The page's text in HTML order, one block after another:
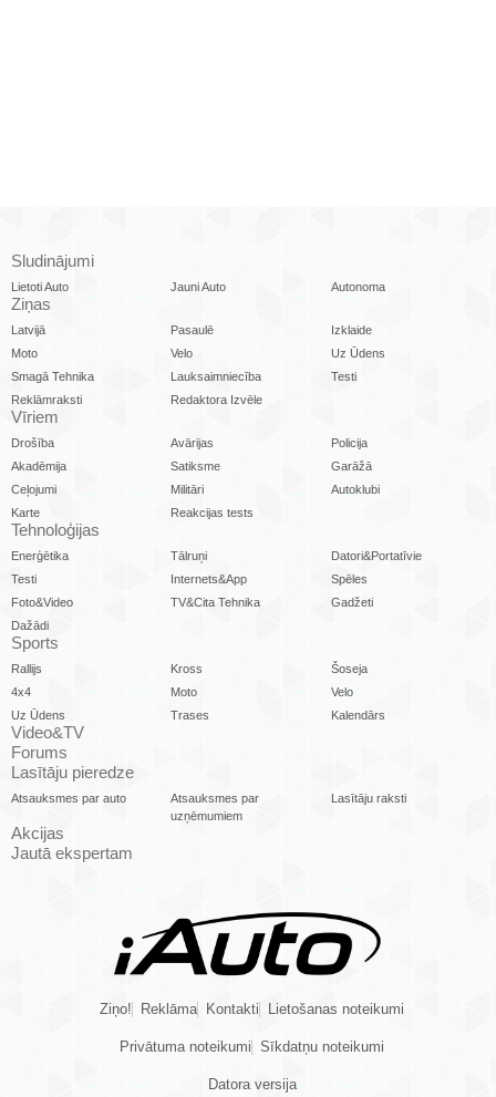
Sludinājumi
Lietoti Auto Jauni Auto Autonoma
Ziņas
Latvijā Pasaulē
Izklaide
Moto
Velo
Uz Ūdens
Smagā Tehnika
Lauksaimniecība
Testi
Reklāmraksti
Redaktora Izvēle
Vīriem
Drošība Avārijas
Policija
Akadēmija
Satiksme
Garāžā
Ceļojumi
Militāri
Autoklubi
Karte
Reakcijas tests
Tehnoloģijas
Enerģētika Tālruņi
Datori&Portatīvie
Testi
Internets&App
Spēles
Foto&Video
TV&Cita Tehnika
Gadžeti
Dažādi
Sports
Rallijs Kross
Šoseja
4x4
Moto
Velo
Uz Ūdens
Trases Kalendārs
Video&TV
Forums
Lasītāju pieredze
Atsauksmes par auto
Atsauksmes par
uzņēmumiem
Lasītāju raksti
Akcijas
Jautā ekspertam
Ziņo! Reklāma Kontakti Lietošanas noteikumi
Privātuma noteikumi Sīkdatņu noteikumi
Datora versija